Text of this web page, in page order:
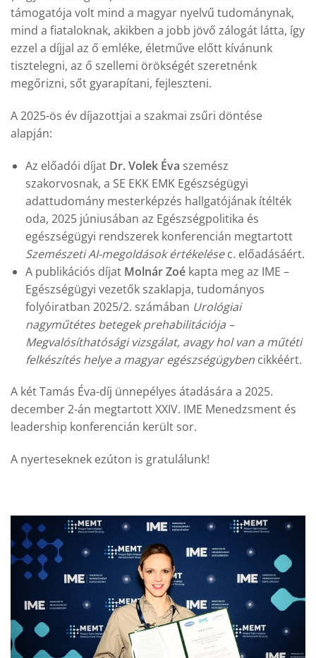
támogatója volt mind a magyar nyelvű tudománynak,
mind a fiataloknak, akikben a jobb jövő zálogát látta, így
ezzel a díjjal az ő emléke, életműve előtt kívánunk
tisztelegni, az ő szellemi örökségét szeretnénk
megőrizni, sőt gyarapítani, fejleszteni.
A 2025-ös év díjazottjai a szakmai zsűri döntése
alapján:
Az előadói díjat Dr. Volek Éva szemész
szakorvosnak, a SE EKK EMK Egészségügyi
adattudomány mesterképzés hallgatójának ítélték
oda, 2025 júniusában az Egészségpolitika és
egészségügyi rendszerek konferencián megtartott
Szemészeti AI-megoldások értékelésec. előadásáért.
A publikációs díjat Molnár Zoékapta meg az IME –
Egészségügyi vezetők szaklapja, tudományos
folyóiratban 2025/2. számában Urológiai
nagyműtétes betegek prehabilitációja –
Megvalósíthatósági vizsgálat, avagy hol van a műtéti
felkészítés helye a magyar egészségügybencikkéért.
A két Tamás Éva-díj ünnepélyes átadására a 2025.
december 2-án megtartott XXIV. IME Menedzsment és
leadership konferencián került sor.
A nyerteseknek ezúton is gratulálunk!